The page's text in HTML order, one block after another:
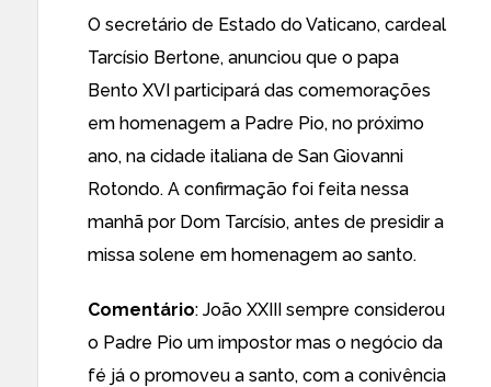
O secretário de Estado do Vaticano, cardeal
Tarcísio Bertone, anunciou que o papa
Bento XVI participará das comemorações
em homenagem a Padre Pio, no próximo
ano, na cidade italiana de San Giovanni
Rotondo. A confirmação foi feita nessa
manhã por Dom Tarcísio, antes de presidir a
missa solene em homenagem ao santo.
Comentário: João XXIII sempre considerou
o Padre Pio um impostor mas o negócio da
fé já o promoveu a santo, com a conivência